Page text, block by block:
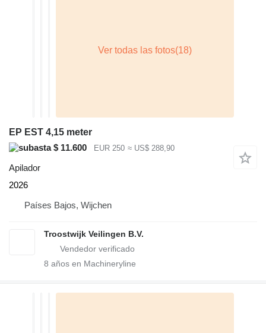
EP EST 4,15 meter
$ 11.600
EUR 250 ≈ US$ 288,90
Apilador
2026
Países Bajos, Wijchen
Troostwijk Veilingen B.V.
8 años en Machineryline